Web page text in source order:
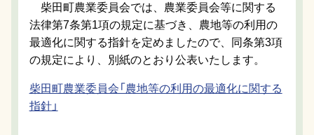
柴田町農業委員会では、農業委員会等に関する
法律第7条第1項の規定に基づき、農地等の利用の
最適化に関する指針を定めましたので、同条第3項
の規定により、別紙のとおり公表いたします。
柴田町農業委員会「農地等の利用の最適化に関する
指針」